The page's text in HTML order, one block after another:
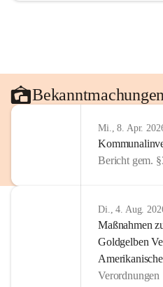
Bekanntmachungen
Mi., 8. Apr.
Bericht gem.
Di., 4. Aug.
Maßnahmen
Goldgelben
Verordnungen